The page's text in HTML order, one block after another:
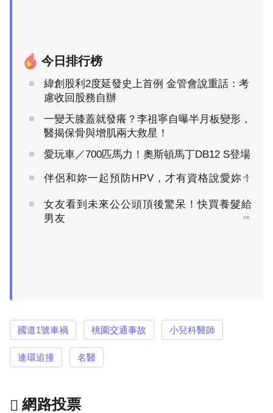
今日排行榜
緯創股利2度延發史上首例 金管會說重話：考
慮收回股務自辦
一變天膝蓋就發癢？李祖寧自曝半月板變形，
醫揭保骨與增肌兩大救星！
愛玩車／700匹馬力！奧斯頓馬丁DB12 S登場
伴侶和妳一起預防HPV，才有資格說愛妳！
PR
女友看到未來公公頭頂後驚呆！快買養髮給
男友
PR
國道1號車禍 桃園交通事故 小兒科醫師
連環追撞 名醫
網路投票